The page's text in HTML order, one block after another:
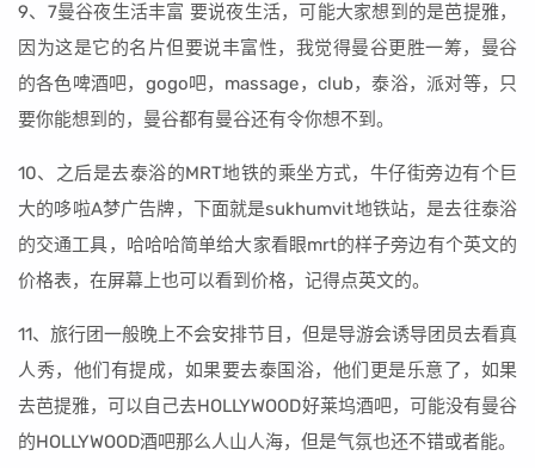
9、7曼谷夜生活丰富 要说夜生活，可能大家想到的是芭提雅，
因为这是它的名片但要说丰富性，我觉得曼谷更胜一筹，曼谷
的各色啤酒吧，gogo吧，massage，club，泰浴，派对等，只
要你能想到的，曼谷都有曼谷还有令你想不到。
10、之后是去泰浴的MRT地铁的乘坐方式，牛仔街旁边有个巨
大的哆啦A梦广告牌，下面就是sukhumvit地铁站，是去往泰浴
的交通工具，哈哈哈简单给大家看眼mrt的样子旁边有个英文的
价格表，在屏幕上也可以看到价格，记得点英文的。
11、旅行团一般晚上不会安排节目，但是导游会诱导团员去看真
人秀，他们有提成，如果要去泰国浴，他们更是乐意了，如果
去芭提雅，可以自己去HOLLYWOOD好莱坞酒吧，可能没有曼谷
的HOLLYWOOD酒吧那么人山人海，但是气氛也还不错或者能。